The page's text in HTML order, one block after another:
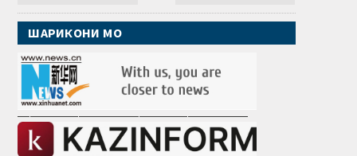
ШАРИКОНИ МО
———————————————————